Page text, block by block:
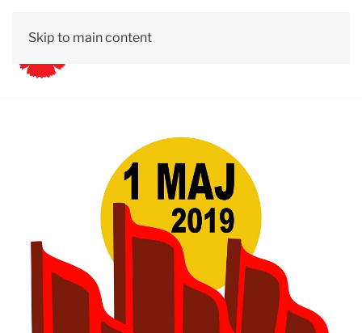
Skip to main content